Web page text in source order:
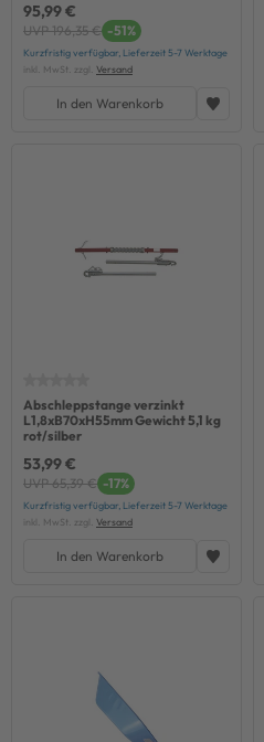
95,99 €
UVP 196,35 € -51%
Kurzfristig verfügbar, Lieferzeit 5-7 Werktage
inkl. MwSt. zzgl. Versand
In den Warenkorb
Abschleppstange verzinkt
L1,8xB70xH55mm Gewicht 5,1 kg
rot/silber
53,99 €
UVP 65,39 € -17%
Kurzfristig verfügbar, Lieferzeit 5-7 Werktage
inkl. MwSt. zzgl. Versand
In den Warenkorb